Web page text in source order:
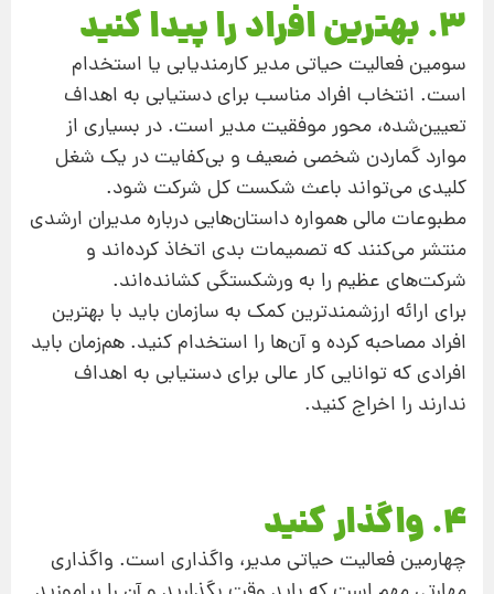
3. بهترین افراد را پیدا کنید
سومین فعالیت حیاتی مدیر کارمندیابی یا استخدام
است. انتخاب افراد مناسب برای دستیابی به اهداف
تعیین‌شده، محور موفقیت مدیر است. در بسیاری از
موارد گماردن شخصی ضعیف و بی‌کفایت در یک شغل
کلیدی می‌تواند باعث شکست کل شرکت شود.
مطبوعات مالی همواره داستان‌هایی درباره مدیران ارشدی
منتشر می‌کنند که تصمیمات بدی اتخاذ کرده‌اند و
شرکت‌‌های عظیم را به ورشکستگی کشانده‌اند.
برای ارائه ارزشمندترین کمک به سازمان باید با بهترین
افراد مصاحبه کرده و آن‌ها را استخدام کنید. هم‌زمان باید
افرادی که توانایی کار عالی برای دستیابی به اهداف
ندارند را اخراج کنید.
4. واگذار کنید
چهارمین فعالیت حیاتی مدیر، واگذاری است. واگذاری